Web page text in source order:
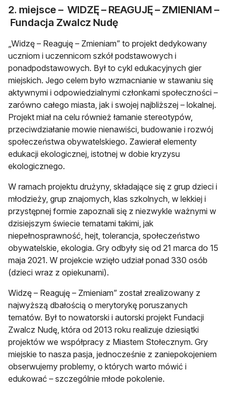
2. miejsce – WIDZĘ – REAGUJĘ – ZMIENIAM –
Fundacja Zwalcz Nudę
„Widzę – Reaguję – Zmieniam” to projekt dedykowany
uczniom i uczennicom szkół podstawowych i
ponadpodstawowych. Był to cykl edukacyjnych gier
miejskich. Jego celem było wzmacnianie w stawaniu się
aktywnymi i odpowiedzialnymi członkami społeczności –
zarówno całego miasta, jak i swojej najbliższej – lokalnej.
Projekt miał na celu również łamanie stereotypów,
przeciwdziałanie mowie nienawiści, budowanie i rozwój
społeczeństwa obywatelskiego. Zawierał elementy
edukacji ekologicznej, istotnej w dobie kryzysu
ekologicznego.
W ramach projektu drużyny, składające się z grup dzieci i
młodzieży, grup znajomych, klas szkolnych, w lekkiej i
przystępnej formie zapoznali się z niezwykle ważnymi w
dzisiejszym świecie tematami takimi, jak
niepełnosprawność, hejt, tolerancja, społeczeństwo
obywatelskie, ekologia. Gry odbyły się od 21 marca do 15
maja 2021. W projekcie wzięło udział ponad 330 osób
(dzieci wraz z opiekunami).
Widzę – Reaguję – Zmieniam” został zrealizowany z
najwyższą dbałością o merytorykę poruszanych
tematów. Był to nowatorski i autorski projekt Fundacji
Zwalcz Nudę, która od 2013 roku realizuje dziesiątki
projektów we współpracy z Miastem Stołecznym. Gry
miejskie to nasza pasja, jednocześnie z zaniepokojeniem
obserwujemy problemy, o których warto mówić i
edukować – szczególnie młode pokolenie.